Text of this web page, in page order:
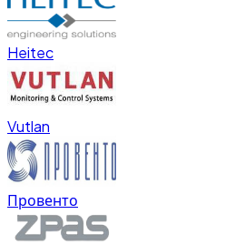
Heitec
Vutlan
Провенто